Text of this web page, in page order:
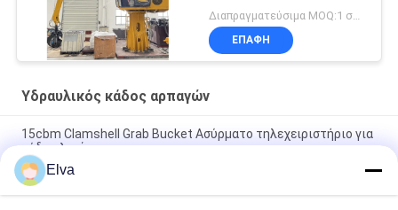
χειριστών απορρίματος
βραχιόνων
ΕΠΑΦΉ
Υδραυλικός κάδος αρπαγών
15cbm Clamshell Grab Bucket Ασύρματο τηλεχειριστήριο για
χύδη υλικά
12CBM ραδιο τηλεχειρισμός κάδων αρπαγών Clamshell για το
μαζικό υλικό
Elva